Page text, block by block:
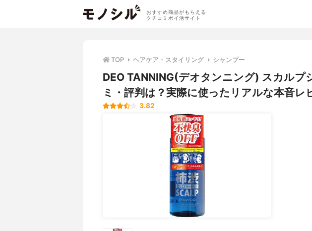
おすすめ商品がもらえる
クチコミポイ活サイト
TOP ヘアケア・スタイリング シャンプー
DEO TANNING(デオタンニング) スカルプ
ミ・評判は？実際に使ったリアルな本音レ
3.82